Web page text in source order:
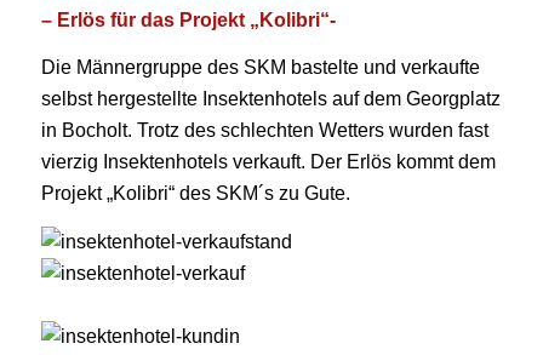
– Erlös für das Projekt „Kolibri“-
Die Männergruppe des SKM bastelte und verkaufte
selbst hergestellte Insektenhotels auf dem Georgplatz
in Bocholt. Trotz des schlechten Wetters wurden fast
vierzig Insektenhotels verkauft. Der Erlös kommt dem
Projekt „Kolibri“ des SKM´s zu Gute.